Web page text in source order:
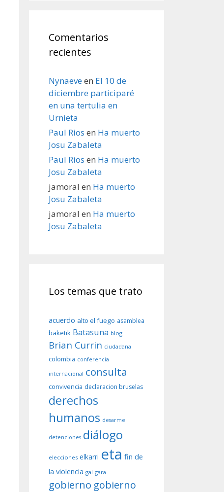
Comentarios
recientes
Nynaeveen El 10 de
diciembre participaré
en una tertulia en
Urnieta
Paul Rios en Ha muerto
Josu Zabaleta
Paul Rios en Ha muerto
Josu Zabaleta
jamoral en Ha muerto
Josu Zabaleta
jamoral en Ha muerto
Josu Zabaleta
Los temas que trato
acuerdo alto el fuego asamblea
baketik Batasuna blog
Brian Currin ciudadana
colombia conferencia
internacional consulta
convivencia declaracion bruselas
derechos
humanos desarme
detenciones diálogo
elecciones elkarri eta fin de
la violencia gal gara
gobierno gobierno